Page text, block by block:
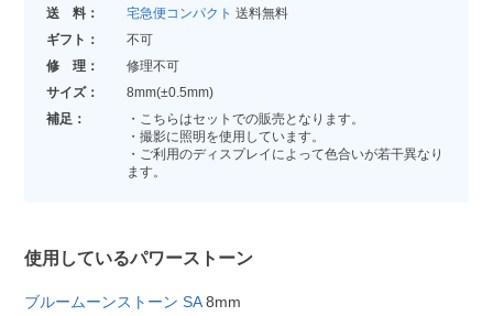
送 料：
宅急便コンパクト 送料無料
ギフト：
不可
修 理：
修理不可
サイズ：
8mm(±0.5mm)
補足：
・こちらはセットでの販売となります。
・撮影に照明を使用しています。
・ご利用のディスプレイによって色合いが若干異なり
ます。
使用しているパワーストーン
ブルームーンストーン SA8mm